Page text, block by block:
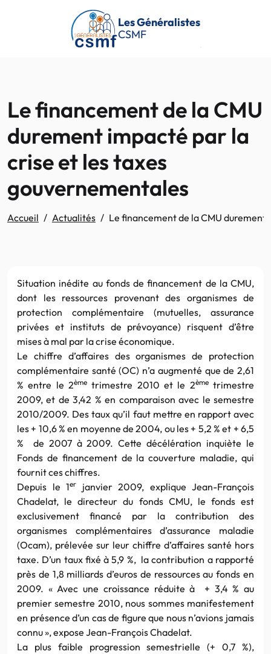
Passer au contenu principal
Les Généralistes
CSMF
Le financement de la CMU
durement impacté par la
crise et les taxes
gouvernementales
Accueil Actualités Le financement de la CMU
Situation inédite au fonds de financement de la CMU,
dont les ressources provenant des organismes de
protection complémentaire (mutuelles, assurance
privées et instituts de prévoyance) risquent d’être
mises à mal par la crise économique.
Le chiffre d’affaires des organismes de protection
complémentaire santé (OC) n’a augmenté que de 2,61
% entre le 2ème trimestre 2010 et le 2èmetrimestre
2009, et de 3,42 % en comparaison avec le semestre
2010/2009. Des taux qu’il faut mettre en rapport avec
les + 10,6 % en moyenne de 2004, ou les + 5,2 % et + 6,5
% de 2007 à 2009. Cette décélération inquiète le
Fonds de financement de la couverture maladie, qui
fournit ces chiffres.
Depuis le 1er
janvier 2009, explique Jean-François
Chadelat, le directeur du fonds CMU, le fonds est
exclusivement financé par la contribution des
organismes complémentaires d’assurance maladie
(Ocam), prélevée sur leur chiffre d’affaires santé hors
taxe. D’un taux fixé à 5,9 %, la contribution a rapporté
près de 1,8 milliards d’euros de ressources au fonds en
2009. « Avec une croissance réduite à + 3,4 % au
premier semestre 2010, nous sommes manifestement
en présence d’un cas de figure que nous n’avions jamais
connu », expose Jean-François Chadelat.
La plus faible progression semestrielle (+ 0,7 %),